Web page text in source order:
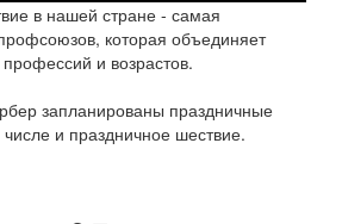
в нашей стране - самая
которая объединяет
и возрастов.
запланированы праздничные
и праздничное шествие.